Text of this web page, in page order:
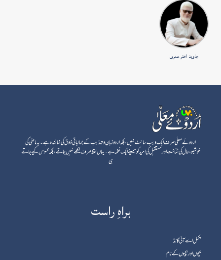
جاوید اختر عمری
اردوئے معلٰی صرف ایک ویب سائٹ نہیں، بلکہ اردو زبان و تہذیب کے جمالیاتی ذوق کی نمائندہ ہے۔ یہ ماضی کی
خوشبو، حال کی شناخت اور مستقبل کی امید کو سمیٹے ایک نغمہ ہے۔ یہاں لفظ صرف لکھے نہیں جاتے، بلکہ محسوس کیے جاتے
ہی
براہِ راست
مکمل اے آئی گائڈ
بچوں اور بچیوں کے نام